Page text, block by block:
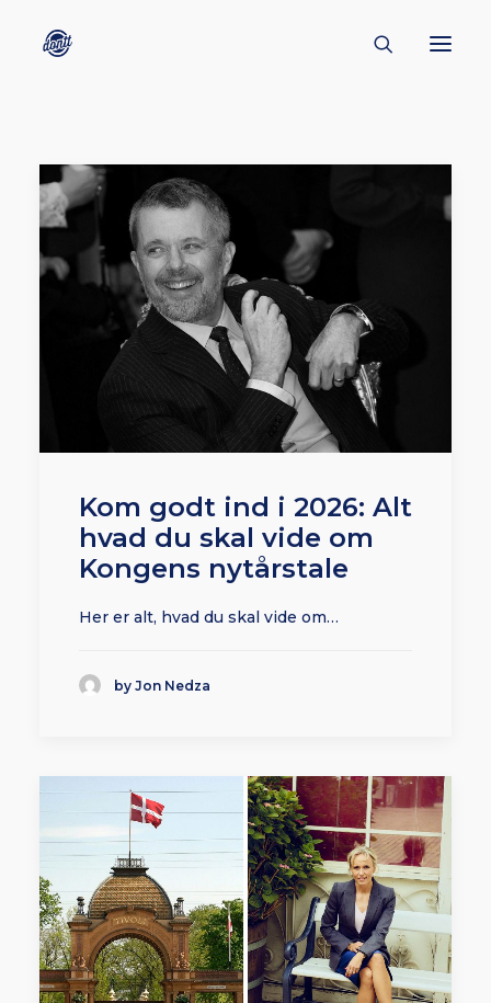
ABOUT
ENGLISH
CREATORS
INSPIRATION
BORNHOLM
Kom godt ind i 2026: Alt
hvad du skal vide om
Kongens nytårstale
Her er alt, hvad du skal vide om…
by Jon Nedza